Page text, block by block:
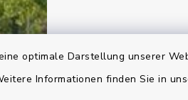
optimale Darstellung unserer
Informationen finden Sie in